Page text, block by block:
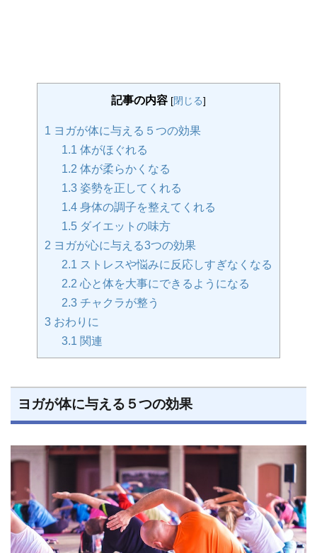
記事の内容 [閉じる]
1 ヨガが体に与える５つの効果
1.1 体がほぐれる
1.2 体が柔らかくなる
1.3 姿勢を正してくれる
1.4 身体の調子を整えてくれる
1.5 ダイエットの味方
2 ヨガが心に与える3つの効果
2.1 ストレスや悩みに反応しすぎなくなる
2.2 心と体を大事にできるようになる
2.3 チャクラが整う
3 おわりに
3.1 関連
ヨガが体に与える５つの効果